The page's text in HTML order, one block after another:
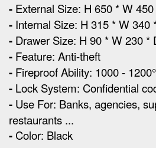
- External Size: H 650 * W
- Internal Size: H 315 * W 340
- Drawer Size: H 90 * W 230 *
- Feature: Anti-theft
- Fireproof Ability: 1000 -
- Lock System: Confidential
- Use For: Banks, agencies,
restaurants ...
- Color: Black